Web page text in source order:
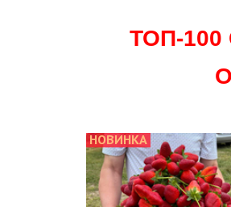
ТОП-
НОВИНКА